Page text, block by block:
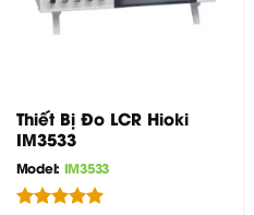
Thiết Bị Đo LCR Hioki
IM3533
Model: IM3533